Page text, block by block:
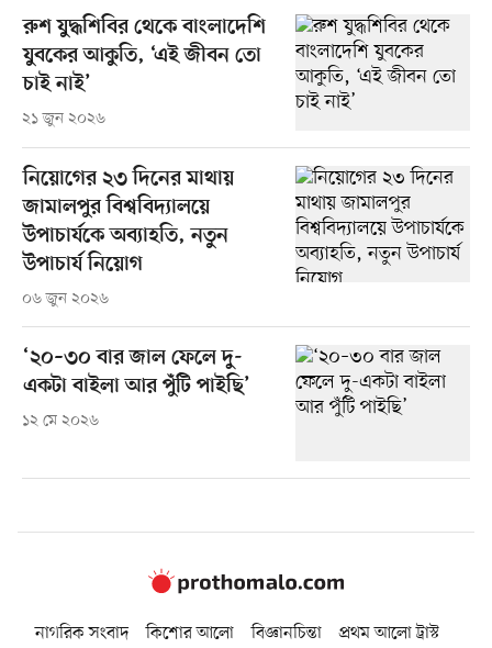
রুশ যুদ্ধশিবির থেকে বাংলাদেশি
যুবকের আকুতি, ‘এই জীবন তো
চাই নাই’
২১ জুন ২০২৬
নিয়োগের ২৩ দিনের মাথায়
জামালপুর বিশ্ববিদ্যালয়ে
উপাচার্যকে অব্যাহতি, নতুন
উপাচার্য নিয়োগ
০৬ জুন ২০২৬
‘২০–৩০ বার জাল ফেলে দু-
একটা বাইলা আর পুঁটি পাইছি’
১২ মে ২০২৬
নাগরিক সংবাদ কিশোর আলো বিজ্ঞানচিন্তা
প্রথম আলো ট্রাস্ট